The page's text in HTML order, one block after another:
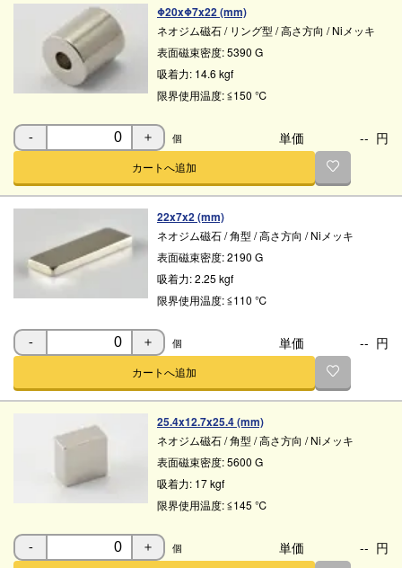
Φ20xΦ7x22 (mm)
ネオジム磁石/ リング型 /高さ方向 / Niメッキ
表面磁束密度:5390 G
吸着力: 14.6 kgf
限界使用温度:≦150 ℃
- ＋ 個 単価 -- 円
カートへ追加
22x7x2 (mm)
ネオジム磁石/角型 /高さ方向 / Niメッキ
表面磁束密度:2190 G
吸着力:2.25 kgf
限界使用温度:≦110 ℃
- ＋ 個 単価 -- 円
カートへ追加
25.4x12.7x25.4 (mm)
ネオジム磁石/角型 /高さ方向 / Niメッキ
表面磁束密度:5600 G
吸着力: 17 kgf
限界使用温度:≦145 ℃
- ＋ 個 単価 -- 円